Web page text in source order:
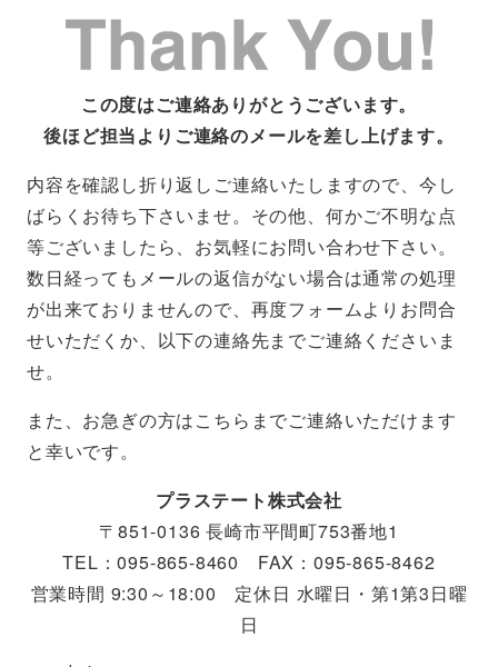
この度はご連絡ありがとうございます。
後ほど担当よりご連絡のメールを差し上げます。
内容を確認し折り返しご連絡いたしますので、今し
ばらくお待ち下さいませ。その他、何かご不明な点
等ございましたら、お気軽にお問い合わせ下さい。
数日経ってもメールの返信がない場合は通常の処理
が出来ておりませんので、再度フォームよりお問合
せいただくか、以下の連絡先までご連絡くださいま
せ。
また、お急ぎの方はこちらまでご連絡いただけます
と幸いです。
プラステート株式会社
〒851-0136 長崎市平間町753番地1
TEL：095-865-8460 FAX：095-865-8462
営業時間 9:30～18:00 定休日 水曜日・第1第3日曜
日